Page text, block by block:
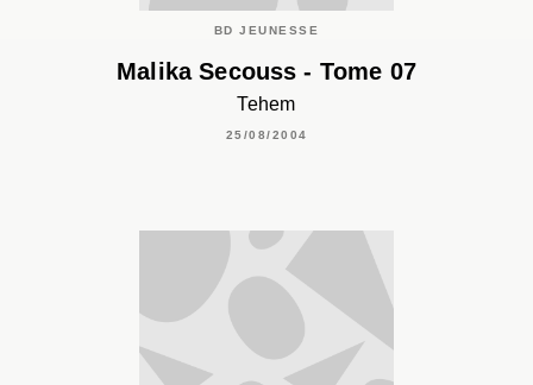
BD JEUNESSE
Malika Secouss - Tome 07
Tehem
25/08/2004